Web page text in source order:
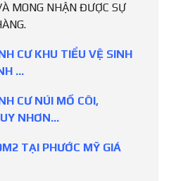
MONG NHẬN ĐƯỢC SỰ
CƯ KHU TIỂU VỆ SINH
…
CƯ NÚI MỒ CÔI,
NHƠN…
TẠI PHƯỚC MỸ GIÁ